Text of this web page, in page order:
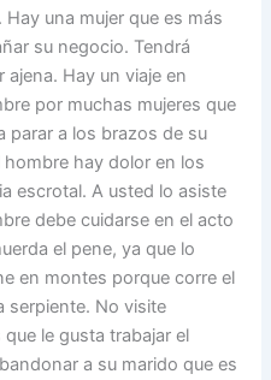
una mujer que es más
su negocio. Tendrá
Hay un viaje en
por muchas mujeres que
parar a los brazos de su
hombre hay dolor en los
escrotal. A usted lo asiste
debe cuidarse en el acto
el pene, ya que lo
en montes porque corre el
serpiente. No visite
le gusta trabajar el
a su marido que es